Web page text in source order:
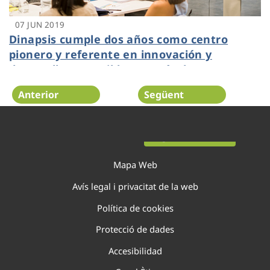
07 JUN 2019
Dinapsis cumple dos años como centro
pionero y referente en innovación y
desarrollo sostenible a través de 34
proyectos
Anterior Següent
Mapa Web
Avís legal i privacitat de la web
Política de cookies
Protecció de dades
Accesibilidad